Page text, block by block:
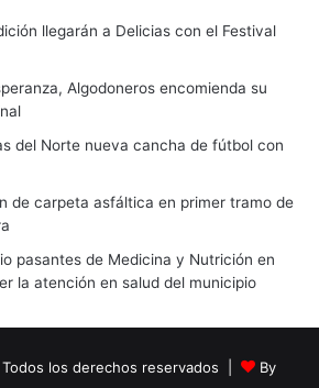
llegarán a Delicias con el Festival
Algodoneros encomienda su
del Norte nueva cancha de fútbol con
de carpeta asfáltica en primer tramo de
pasantes de Medicina y Nutrición en
la atención en salud del municipio
los derechos reservados | By